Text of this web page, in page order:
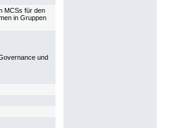
MCSs für den
in Gruppen
und